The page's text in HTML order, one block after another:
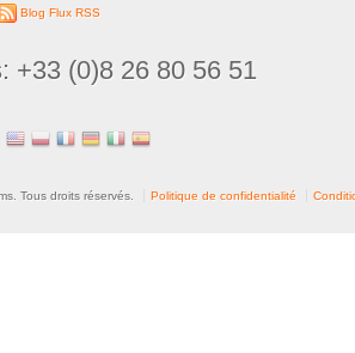
Blog Flux RSS
+33 (0)8 26 80 56 51
Tous droits réservés. Politique de confidentialité